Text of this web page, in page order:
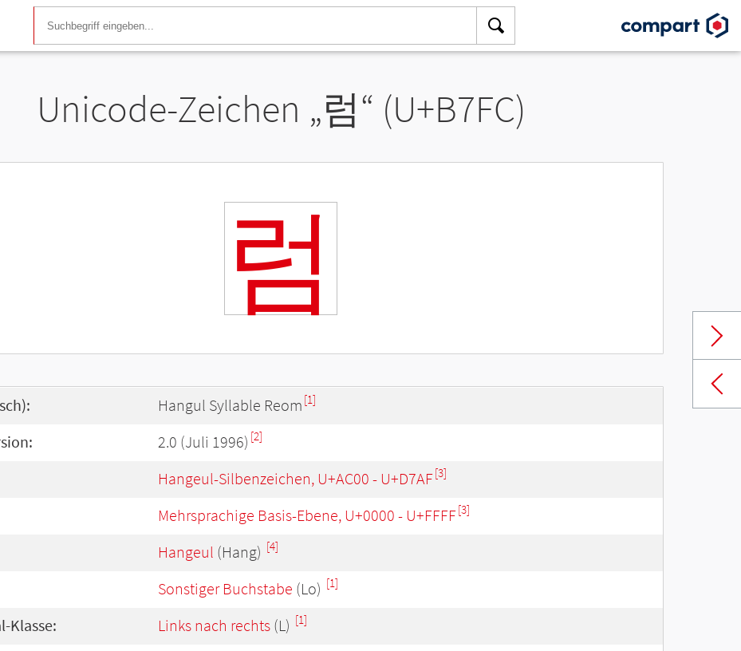
Unicode-Zeichen „럼“ (U+B7FC)
럼
Hangul Syllable Reom [1]
2.0 (Juli 1996) [2]
Hangeul-Silbenzeichen, U+AC00 - U+D7AF[3]
Mehrsprachige Basis-Ebene, U+0000 - U+FFFF[3]
Hangeul (Hang) [4]
Sonstiger Buchstabe (Lo) [1]
Klasse: Links nach rechts (L) [1]